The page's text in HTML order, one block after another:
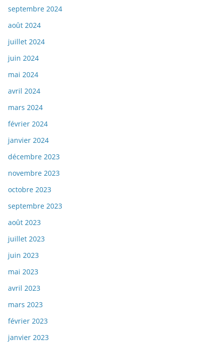
septembre 2024
août 2024
juillet 2024
juin 2024
mai 2024
avril 2024
mars 2024
février 2024
janvier 2024
décembre 2023
novembre 2023
octobre 2023
septembre 2023
août 2023
juillet 2023
juin 2023
mai 2023
avril 2023
mars 2023
février 2023
janvier 2023